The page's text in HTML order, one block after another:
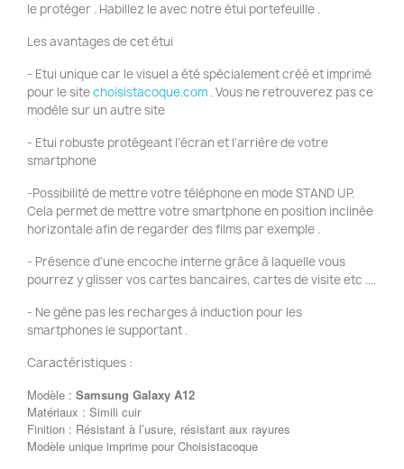
le protéger . Habillez le avec notre étui portefeuille .
Les avantages de cet étui
- Etui unique car le visuel a été spécialement créé et imprimé
pour le sitechoisistacoque.com . Vous ne retrouverez pas ce
modèle sur un autre site
- Etui robuste protégeant l'écran et l'arrière de votre
smartphone
-Possibilité de mettre votre téléphone en mode STAND UP.
Cela permet de mettre votre smartphone en position inclinée
horizontale afin de regarder des films par exemple .
- Présence d'une encoche interne grâce à laquelle vous
pourrez y glisser vos cartes bancaires, cartes de visite etc ....
- Ne gène pas les recharges à induction pour les
smartphones le supportant .
Caractéristiques :
Modèle : Samsung Galaxy A12
Matériaux : Simili cuir
Finition : Résistant à l’usure, résistant aux rayures
Modèle unique imprime pour Choisistacoque